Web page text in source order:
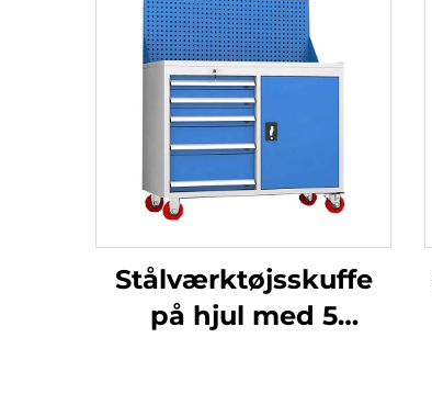
Stålværktøjsskuffe
på hjul med 5